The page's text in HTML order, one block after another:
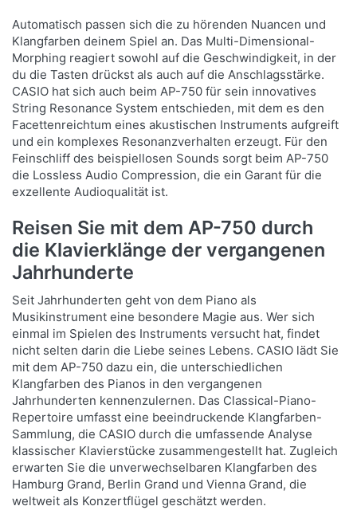
Automatisch passen sich die zu hörenden Nuancen und
Klangfarben deinem Spiel an. Das Multi-Dimensional-
Morphing reagiert sowohl auf die Geschwindigkeit, in der
du die Tasten drückst als auch auf die Anschlagsstärke.
CASIO hat sich auch beim AP-750 für sein innovatives
String Resonance System entschieden, mit dem es den
Facettenreichtum eines akustischen Instruments aufgreift
und ein komplexes Resonanzverhalten erzeugt. Für den
Feinschliff des beispiellosen Sounds sorgt beim AP-750
die Lossless Audio Compression, die ein Garant für die
exzellente Audioqualität ist.
Reisen Sie mit dem AP-750 durch
die Klavierklänge der vergangenen
Jahrhunderte
Seit Jahrhunderten geht von dem Piano als
Musikinstrument eine besondere Magie aus. Wer sich
einmal im Spielen des Instruments versucht hat, findet
nicht selten darin die Liebe seines Lebens. CASIO lädt Sie
mit dem AP-750 dazu ein, die unterschiedlichen
Klangfarben des Pianos in den vergangenen
Jahrhunderten kennenzulernen. Das Classical-Piano-
Repertoire umfasst eine beeindruckende Klangfarben-
Sammlung, die CASIO durch die umfassende Analyse
klassischer Klavierstücke zusammengestellt hat. Zugleich
erwarten Sie die unverwechselbaren Klangfarben des
Hamburg Grand, Berlin Grand und Vienna Grand, die
weltweit als Konzertflügel geschätzt werden.